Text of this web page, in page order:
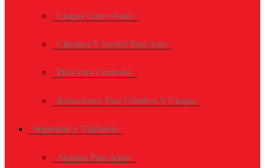
Chapas Cierre Autos
Cilindros Y Switch Para Auto
Pilas Para Controles
Refacciones Para Cilindros Y Chapas
Seguridad y Vigilancia
Alarmas Para Autos